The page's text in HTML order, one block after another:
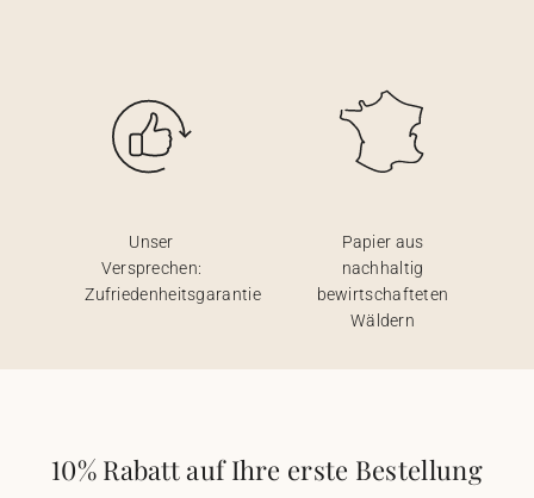
Unser
Versprechen:
Zufriedenheitsgarantie
Papier aus
nachhaltig
bewirtschafteten
Wäldern
10% Rabatt auf Ihre erste Bestellung